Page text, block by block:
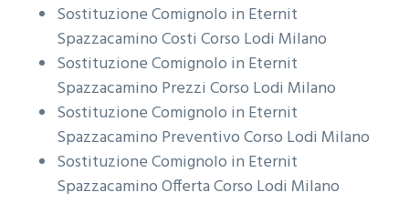
Sostituzione Comignolo in Eternit
Spazzacamino Costi Corso Lodi Milano
Sostituzione Comignolo in Eternit
Spazzacamino Prezzi Corso Lodi Milano
Sostituzione Comignolo in Eternit
Spazzacamino Preventivo Corso Lodi Milano
Sostituzione Comignolo in Eternit
Spazzacamino Offerta Corso Lodi Milano